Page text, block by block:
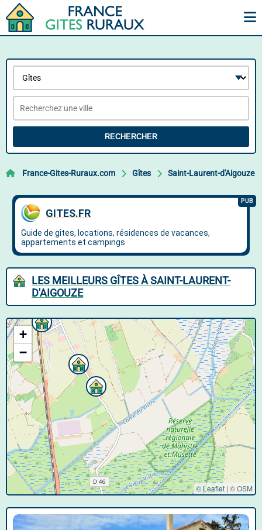
RECHERCHER
France-Gites-Ruraux.com Gîtes Saint-Laurent-d'Aigouze
LES MEILLEURS GÎTES À SAINT-LAURENT-
D'AIGOUZE
+
−
© Leaflet | ©OSM